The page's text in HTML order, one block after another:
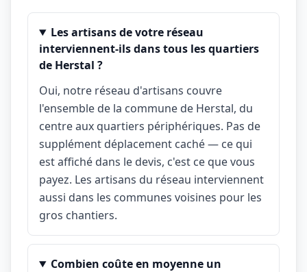
Les artisans de votre réseau
interviennent-ils dans tous les quartiers
de Herstal ?
Oui, notre réseau d'artisans couvre
l'ensemble de la commune de Herstal, du
centre aux quartiers périphériques. Pas de
supplément déplacement caché — ce qui
est affiché dans le devis, c'est ce que vous
payez. Les artisans du réseau interviennent
aussi dans les communes voisines pour les
gros chantiers.
Combien coûte en moyenne un